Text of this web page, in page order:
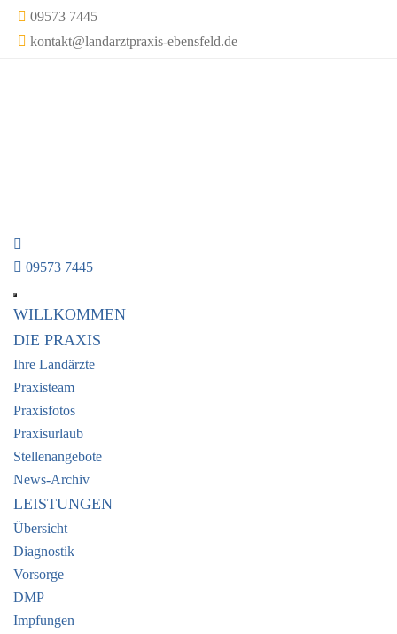
09573 7445
kontakt@landarztpraxis-ebensfeld.de
09573 7445
WILLKOMMEN
DIE PRAXIS
Ihre Landärzte
Praxisteam
Praxisfotos
Praxisurlaub
Stellenangebote
News-Archiv
LEISTUNGEN
Übersicht
Diagnostik
Vorsorge
DMP
Impfungen